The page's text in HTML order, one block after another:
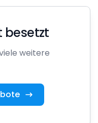
besetzt
weitere